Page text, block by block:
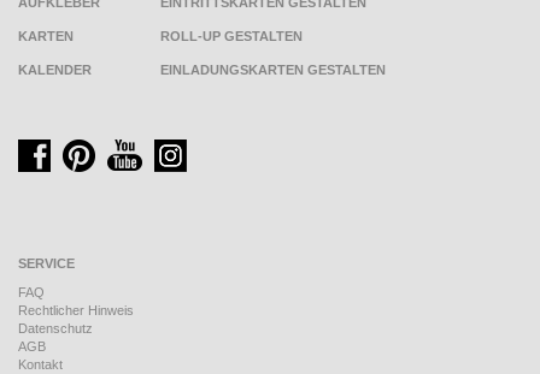
KARTEN
KALENDER
ROLL-UP GESTALTEN
EINLADUNGSKARTEN GESTALTEN
SERVICE
FAQ
Rechtlicher Hinweis
Datenschutz
AGB
Kontakt